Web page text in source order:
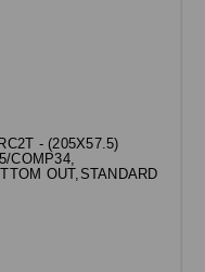
- (205X57.5)
COMP34,
OUT,STANDARD